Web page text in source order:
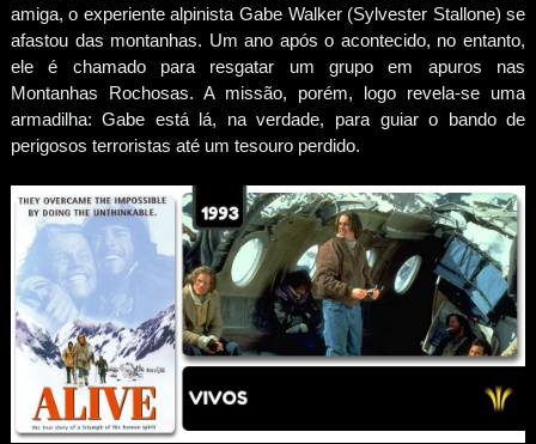
amiga, o experiente alpinista Gabe Walker (Sylvester Stallone) se
afastou das montanhas. Um ano após o acontecido, no entanto,
ele é chamado para resgatar um grupo em apuros nas
Montanhas Rochosas. A missão, porém, logo revela-se uma
armadilha: Gabe está lá, na verdade, para guiar o bando de
perigosos terroristas até um tesouro perdido.